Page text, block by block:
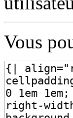
Vous